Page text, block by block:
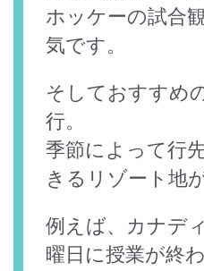
ホッケーの試合
気です。
そしておすすめ
行。
季節によって行
きるリゾート地
例えば、カナデ
曜日に授業が終